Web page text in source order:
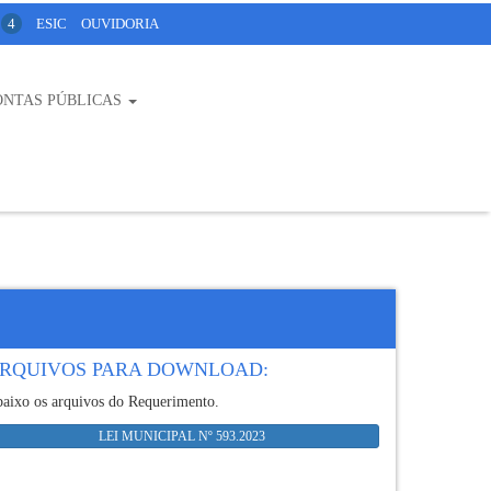
4 ESIC OUVIDORIA
PÚBLICAS
PARA DOWNLOAD:
os arquivos do Requerimento.
LEI MUNICIPAL Nº 593.2023